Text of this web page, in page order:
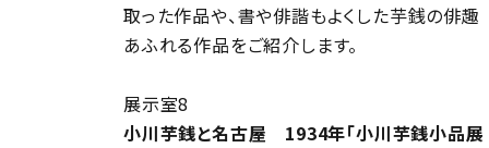
取った作品や、書や俳諧もよくした芋銭の俳趣
あふれる作品をご紹介します。
展示室8
小川芋銭と名古屋 1934年「小川芋銭小品展